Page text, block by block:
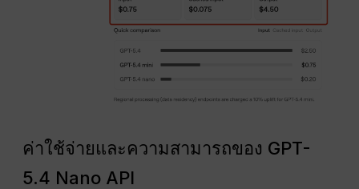
ค่าใช้จ่ายและความสามารถของ GPT-
5.4 Nano API